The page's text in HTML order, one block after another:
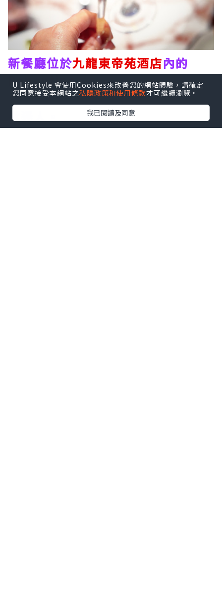
U Lifestyle 會使用Cookies來改善您的網站體驗，請確定
您同意接受本網站之私隱政策和使用條款才可繼續瀏覽。
我已閱讀及同意
新餐廳位於九龍東帝苑酒店內的
Ponentino，店名是源自羅馬夏日
午後徐徐吹入城中的溫柔海風意景非
常迷人。